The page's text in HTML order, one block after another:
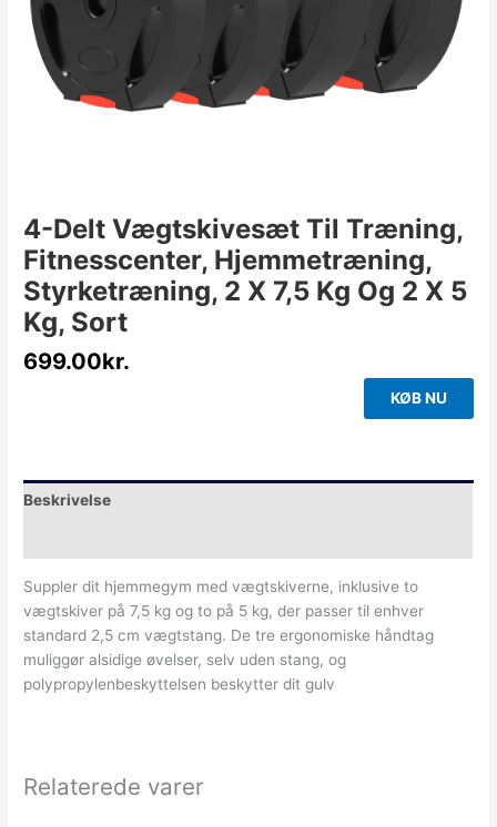
4-Delt Vægtskivesæt Til Træning,
Fitnesscenter, Hjemmetræning,
Styrketræning, 2 X 7,5 Kg Og 2 X 5
Kg, Sort
699.00kr.
KØB NU
Beskrivelse
Suppler dit hjemmegym med vægtskiverne, inklusive to
vægtskiver på 7,5 kg og to på 5 kg, der passer til enhver
standard 2,5 cm vægtstang. De tre ergonomiske håndtag
muliggør alsidige øvelser, selv uden stang, og
polypropylenbeskyttelsen beskytter dit gulv
Relaterede varer